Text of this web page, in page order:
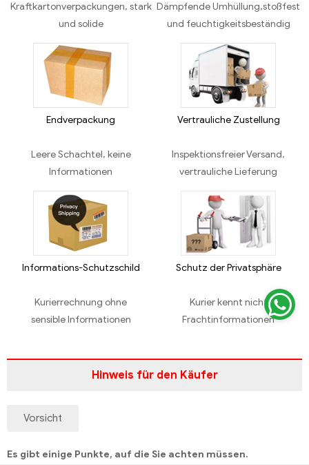
Kraftkartonverpackungen, stark
und solide
Dämpfende Umhüllung,stoßfest
und feuchtigkeitsbeständig
Endverpackung
Leere Schachtel, keine
Informationen
Vertrauliche Zustellung
Inspektionsfreier Versand,
vertrauliche Lieferung
Informations-Schutzschild
Kurierrechnung ohne
sensible Informationen
Schutz der Privatsphäre
Kurier kennt nicht
Frachtinformationen
Hinweis für den Käufer
Vorsicht
Es gibt einige Punkte, auf die Sie achten müssen.